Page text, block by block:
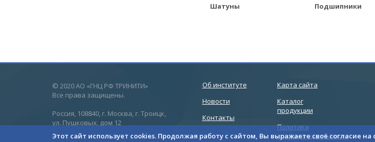
Шатуны Подшипники
Этот сайт использует cookies. Продолжая работу с сайтом, Вы выражаете своё согласие
© 2020 АО «ГНЦ РФ ТРИНИТИ»
Все права защищены.
Россия, 108840, г. Москва, г. Троицк,
ул. Пушковых, дом 12
Об институте
Новости
Контакты
Карта сайта
Каталог
продукции
Политика
конфиденциальности